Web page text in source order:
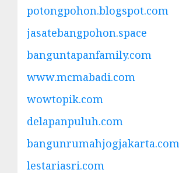
potongpohon.blogspot.com
jasatebangpohon.space
banguntapanfamily.com
www.mcmabadi.com
wowtopik.com
delapanpuluh.com
bangunrumahjogjakarta.com
lestariasri.com